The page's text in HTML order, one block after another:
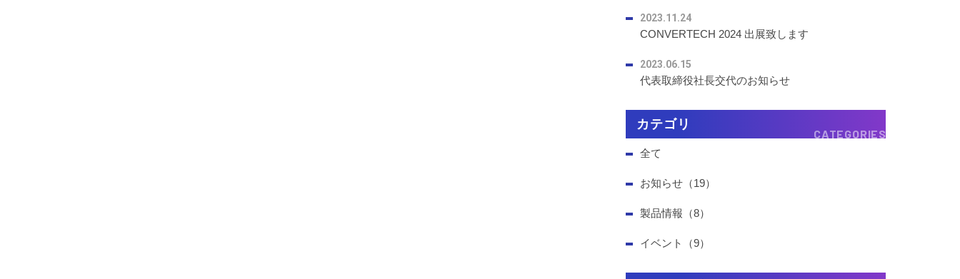
2023.11.24
CONVERTECH 2024 出展致します
2023.06.15
代表取締役社長交代のお知らせ
カテゴリ
CATEGORIES
全て
お知らせ（19）
製品情報（8）
イベント（9）